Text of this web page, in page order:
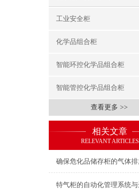
工业安全柜
化学品组合柜
智能环控化学品组合柜
智能管控化学品组合柜
查看更多 >>
相关文章
RELEVANT ARTICLES